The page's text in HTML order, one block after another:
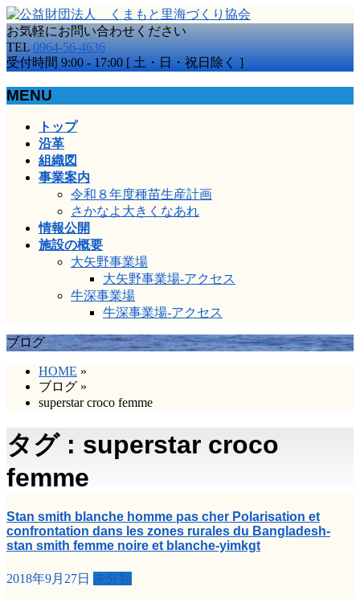
お気軽にお問い合わせください
TEL 0964-56-4636
受付時間 9:00 - 17:00 [ 土・日・祝日除く ]
MENU
トップ
沿革
組織図
事業案内
令和８年度種苗生産計画
さかなよ大きくなあれ
情報公開
施設の概要
大矢野事業場
大矢野事業場-アクセス
牛深事業場
牛深事業場-アクセス
ブログ
HOME »
ブログ »
superstar croco femme
タグ : superstar croco
femme
Stan smith blanche homme pas cher Polarisation et
confrontation dans les zones rurales du Bangladesh-
stan smith femme noire et blanche-yimkgt
2018年9月27日 未分類